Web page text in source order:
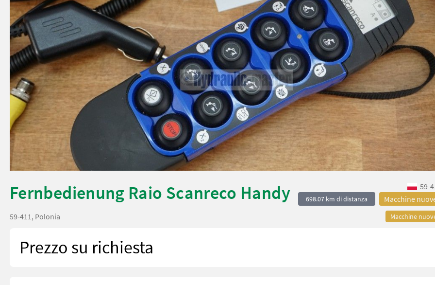
Fernbedienung Raio Scanreco Handy 59-
698.07 km di distanza Macchine
Macchine
59-411, Polonia
Prezzo su richiesta